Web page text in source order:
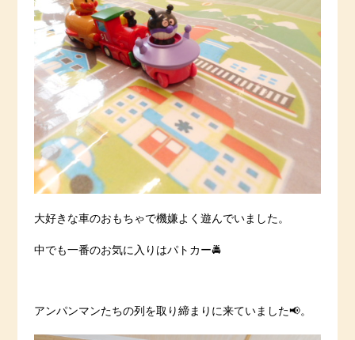
大好きな車のおもちゃで機嫌よく遊んでいました。
中でも一番のお気に入りはパトカー🚔
アンパンマンたちの列を取り締まりに来ていました📢。